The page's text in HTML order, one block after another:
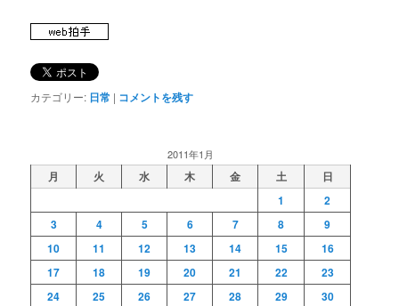
カテゴリー: 日常 | コメントを残す
2011年1月
月 火 水 木 金 土
日
1
2
3
4 5 6 7 8
9
10
11 12 13 14 15
16
17
18 19 20 21 22
23
24
25 26 27 28 29
30